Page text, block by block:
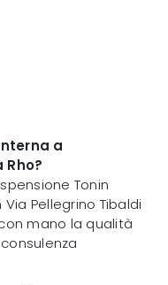
a
Tonin
Pellegrino Tibaldi
mano la qualità